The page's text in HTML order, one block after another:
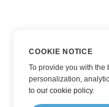
COOKIE NOTICE
To provide you with the
personalization,
toour cookie policy.